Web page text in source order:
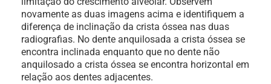
novamente as duas imagens acima e identifiquem a
diferença de inclinação da crista óssea nas duas
radiografias. No dente anquilosada a crista óssea se
encontra inclinada enquanto que no dente não
anquilosado a crista óssea se encontra horizontal em
relação aos dentes adjacentes.